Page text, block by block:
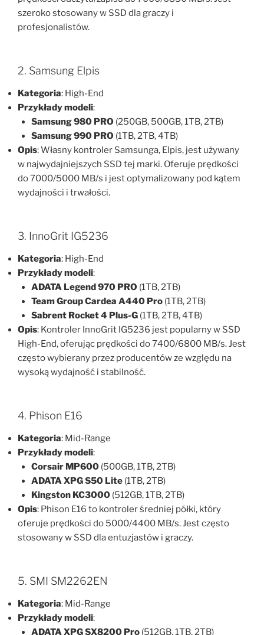
szeroko stosowany w SSD dla graczy i
profesjonalistów.
2. Samsung Elpis
Kategoria: High-End
Przykłady modeli:
Samsung 980 PRO (250GB, 500GB, 1TB, 2TB)
Samsung 990 PRO (1TB, 2TB, 4TB)
Opis: Własny kontroler Samsunga, Elpis, jest używany
w najwydajniejszych SSD tej marki. Oferuje prędkości
do 7000/5000 MB/s i jest optymalizowany pod kątem
wydajności i trwałości.
3. InnoGrit IG5236
Kategoria: High-End
Przykłady modeli:
ADATA Legend 970 PRO (1TB, 2TB)
Team Group Cardea A440 Pro(1TB, 2TB)
Sabrent Rocket 4 Plus-G(1TB, 2TB, 4TB)
Opis: Kontroler InnoGrit IG5236 jest popularny w SSD
High-End, oferując prędkości do 7400/6800 MB/s. Jest
często wybierany przez producentów ze względu na
wysoką wydajność i stabilność.
4. Phison E16
Kategoria: Mid-Range
Przykłady modeli:
Corsair MP600(500GB, 1TB, 2TB)
ADATA XPG S50 Lite(1TB, 2TB)
Kingston KC3000(512GB, 1TB, 2TB)
Opis: Phison E16 to kontroler średniej półki, który
oferuje prędkości do 5000/4400 MB/s. Jest często
stosowany w SSD dla entuzjastów i graczy.
5. SMI SM2262EN
Kategoria: Mid-Range
Przykłady modeli:
ADATA XPG SX8200 Pro(512GB, 1TB, 2TB)